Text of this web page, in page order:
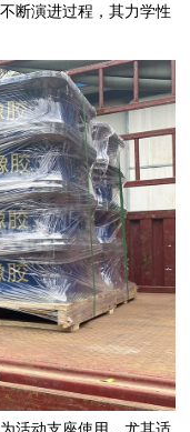
断演进过程，其力学性